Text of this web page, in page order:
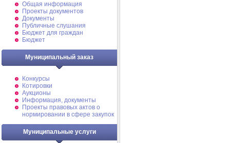
Общая информация
Проекты документов
Документы
Публичные слушания
Бюджет для граждан
Бюджет
Муниципальный заказ
Конкурсы
Котировки
Аукционы
Информация, документы
Проекты правовых актов о
нормировании в сфере закупок
Муниципальные услуги